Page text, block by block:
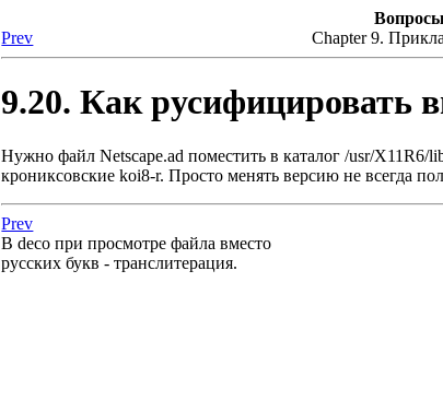
Prev
Chapter 9.
9.20. Как русифицировать
Нужно файл Netscape.ad поместить в каталог /usr/
крониксовские koi8-r. Просто менять версию не всегда
Prev
В deco при просмотре файла вместо
русских букв - транслитерация.